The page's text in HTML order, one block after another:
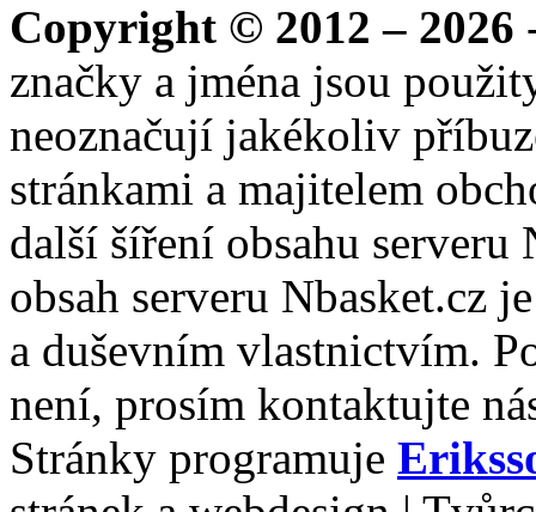
Copyright © 2012 – 2026
značky a jména jsou
neoznačují jakékoliv
stránkami a majitelem
další šíření obsahu serveru
obsah serveru Nbasket.cz
a duševním vlastnictvím.
není, prosím kontaktujte
Stránky programuje